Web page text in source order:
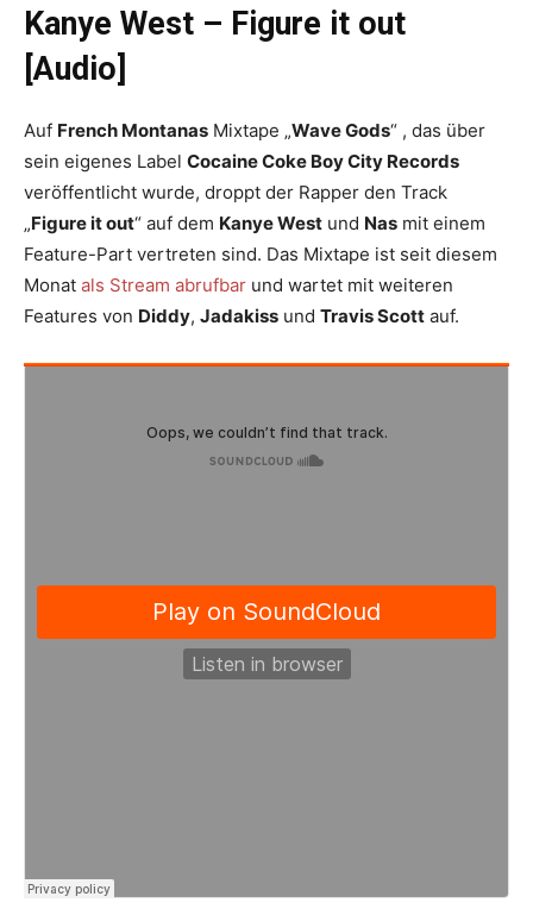
Kanye West – Figure it out
[Audio]
Auf French Montanas Mixtape „Wave Gods“ , das über
sein eigenes Label Cocaine Coke Boy City Records
veröffentlicht wurde, droppt der Rapper den Track
„Figure it out“ auf dem Kanye West und Nas mit einem
Feature-Part vertreten sind. Das Mixtape ist seit diesem
Monat als Stream abrufbar und wartet mit weiteren
Features von Diddy, Jadakiss und Travis Scott auf.